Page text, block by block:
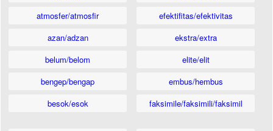
atmosfer/atmosfir
azan/adzan
belum/belom
bengep/bengap
besok/esok
efektifitas/efektivitas
ekstra/extra
elite/elit
embus/hembus
faksimile/faksimili/faksimil